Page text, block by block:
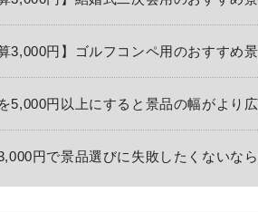
算3,000円】ゴルフコンペ用のおすすめ
5,000円以上にすると景品の幅がより広
円で景品選びに失敗したくないな